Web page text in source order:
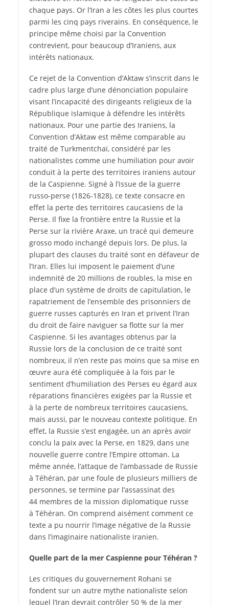
chaque pays. Or l’Iran a les côtes les plus courtes
parmi les cinq pays riverains. En conséquence, le
principe même choisi par la Convention
contrevient, pour beaucoup d’Iraniens, aux
intérêts nationaux.
Ce rejet de la Convention d’Aktaw s’inscrit dans le
cadre plus large d’une dénonciation populaire
visant l’incapacité des dirigeants religieux de la
République islamique à défendre les intérêts
nationaux. Pour une partie des Iraniens, la
Convention d’Aktaw est même comparable au
traité de Turkmentchaï, considéré par les
nationalistes comme une humiliation pour avoir
conduit à la perte des territoires iraniens autour
de la Caspienne. Signé à l’issue de la guerre
russo-perse (1826-1828), ce texte consacre en
effet la perte des territoires caucasiens de la
Perse. Il fixe la frontière entre la Russie et la
Perse sur la rivière Araxe, un tracé qui demeure
grosso modo inchangé depuis lors. De plus, la
plupart des clauses du traité sont en défaveur de
l’Iran. Elles lui imposent le paiement d’une
indemnité de 20 millions de roubles, la mise en
place d’un système de droits de capitulation, le
rapatriement de l’ensemble des prisonniers de
guerre russes capturés en Iran et privent l’Iran
du droit de faire naviguer sa flotte sur la mer
Caspienne. Si les avantages obtenus par la
Russie lors de la conclusion de ce traité sont
nombreux, il n’en reste pas moins que sa mise en
œuvre aura été compliquée à la fois par le
sentiment d’humiliation des Perses eu égard aux
réparations financières exigées par la Russie et
à la perte de nombreux territoires caucasiens,
mais aussi, par le nouveau contexte politique. En
effet, la Russie s’est engagée, un an après avoir
conclu la paix avec la Perse, en 1829, dans une
nouvelle guerre contre l’Empire ottoman. La
même année, l’attaque de l’ambassade de Russie
à Téhéran, par une foule de plusieurs milliers de
personnes, se termine par l’assassinat des
44 membres de la mission diplomatique russe
à Téhéran. On comprend aisément comment ce
texte a pu nourrir l’image négative de la Russie
dans l’imaginaire nationaliste iranien.
Quelle part de la mer Caspienne pour Téhéran ?
Les critiques du gouvernement Rohani se
fondent sur un autre mythe nationaliste selon
lequel l’Iran devrait contrôler 50 % de la mer